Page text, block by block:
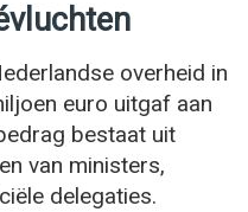
overheid in
euro uitgaf aan
bestaat uit
van ministers,
delegaties.